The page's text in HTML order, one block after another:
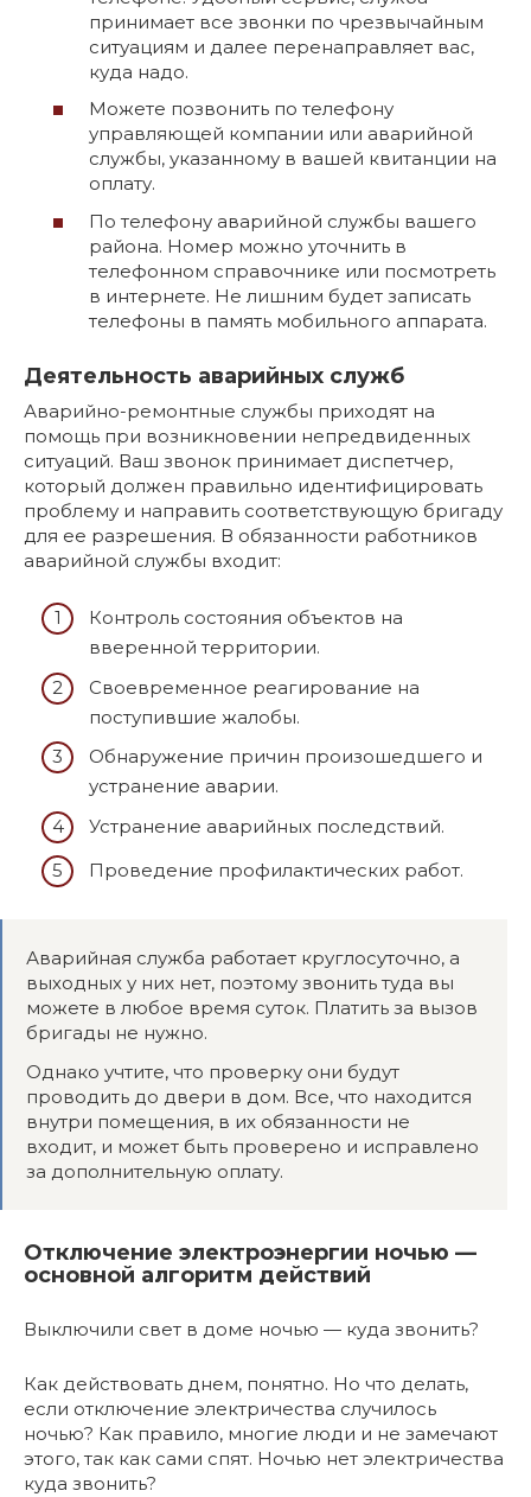
принимает все звонки по чрезвычайным
ситуациям и далее перенаправляет вас,
куда надо.
Можете позвонить по телефону
управляющей компании или аварийной
службы, указанному в вашей квитанции на
оплату.
По телефону аварийной службы вашего
района. Номер можно уточнить в
телефонном справочнике или посмотреть
в интернете. Не лишним будет записать
телефоны в память мобильного аппарата.
Деятельность аварийных служб
Аварийно-ремонтные службы приходят на
помощь при возникновении непредвиденных
ситуаций. Ваш звонок принимает диспетчер,
который должен правильно идентифицировать
проблему и направить соответствующую бригаду
для ее разрешения. В обязанности работников
аварийной службы входит:
Контроль состояния объектов на
вверенной территории.
Своевременное реагирование на
поступившие жалобы.
Обнаружение причин произошедшего и
устранение аварии.
Устранение аварийных последствий.
Проведение профилактических работ.
Аварийная служба работает круглосуточно, а
выходных у них нет, поэтому звонить туда вы
можете в любое время суток. Платить за вызов
бригады не нужно.
Однако учтите, что проверку они будут
проводить до двери в дом. Все, что находится
внутри помещения, в их обязанности не
входит, и может быть проверено и исправлено
за дополнительную оплату.
Отключение электроэнергии ночью —
основной алгоритм действий
Выключили свет в доме ночью — куда звонить?
Как действовать днем, понятно. Но что делать,
если отключение электричества случилось
ночью? Как правило, многие люди и не замечают
этого, так как сами спят. Ночью нет электричества
куда звонить?